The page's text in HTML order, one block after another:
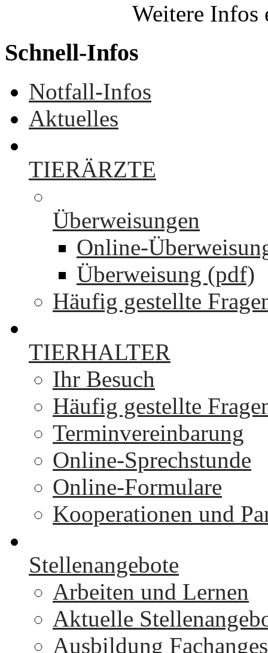
Weitere Infos
Schnell-Infos
Notfall-Infos
Aktuelles
TIERÄRZTE
Überweisungen
Online-
Überweisung (pdf)
Häufig gestellte
TIERHALTER
Ihr Besuch
Häufig gestellte
Terminvereinbarung
Online-Sprechstunde
Online-Formulare
Kooperationen und
Stellenangebote
Arbeiten und Lernen
Aktuelle
Ausbildung